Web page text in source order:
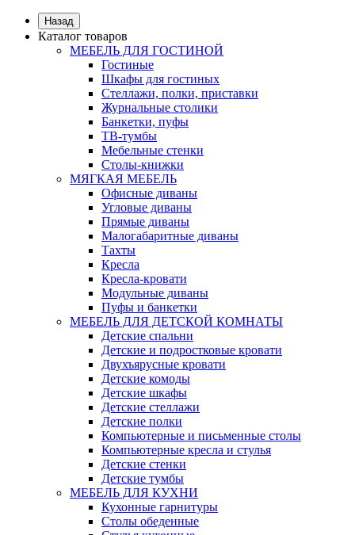
Назад
Каталог товаров
МЕБЕЛЬ ДЛЯ ГОСТИНОЙ
Гостиные
Шкафы для гостиных
Стеллажи, полки, приставки
Журнальные столики
Банкетки, пуфы
ТВ-тумбы
Мебельные стенки
Столы-книжки
МЯГКАЯ МЕБЕЛЬ
Офисные диваны
Угловые диваны
Прямые диваны
Малогабаритные диваны
Тахты
Кресла
Кресла-кровати
Модульные диваны
Пуфы и банкетки
МЕБЕЛЬ ДЛЯ ДЕТСКОЙ КОМНАТЫ
Детские спальни
Детские и подростковые кровати
Двухъярусные кровати
Детские комоды
Детские шкафы
Детские стеллажи
Детские полки
Компьютерные и письменные столы
Компьютерные кресла и стулья
Детские стенки
Детские тумбы
МЕБЕЛЬ ДЛЯ КУХНИ
Кухонные гарнитуры
Столы обеденные